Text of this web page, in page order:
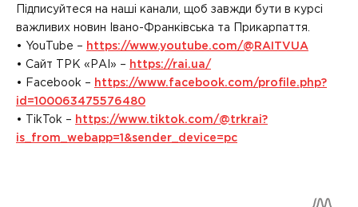
Підписуйтеся на наші канали, щоб завжди бути в курсі
важливих новин Івано-Франківська та Прикарпаття.
• YouTube – https://www.youtube.com/@RAITVUA
• Сайт ТРК «РАІ» – https://rai.ua/
• Facebook – https://www.facebook.com/profile.php?
id=100063475576480
• TikTok – https://www.tiktok.com/@trkrai?
is_from_webapp=1&sender_device=pc